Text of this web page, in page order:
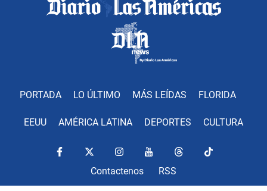
PORTADA LO ÚLTIMO MÁS LEÍDAS FLORIDA
EEUU AMÉRICA LATINA DEPORTES CULTURA
Contactenos RSS